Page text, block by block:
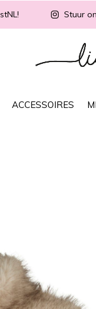
ACCESSOIRES
Stuur